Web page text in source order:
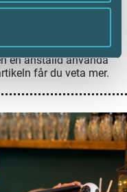
avgjorde
frågan om en
för sitt
som en skattefri
en anställd använda
får du veta mer.